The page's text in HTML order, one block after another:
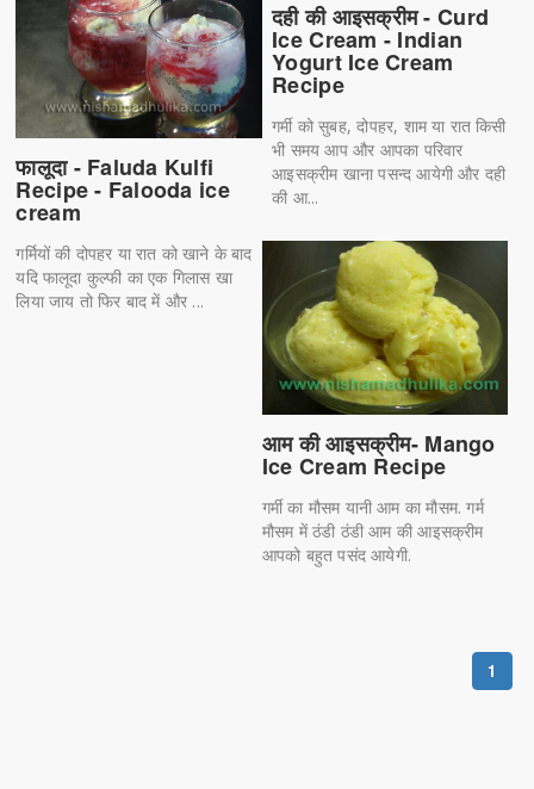
फालूदा - Faluda Kulfi
Recipe - Falooda ice
cream
गर्मियों की दोपहर या रात को खाने के बाद
यदि फालूदा कुल्फी का एक गिलास खा
लिया जाय तो फिर बाद में और ...
दही की आइसक्रीम - Curd
Ice Cream - Indian
Yogurt Ice Cream
Recipe
गर्मी को सुबह, दोपहर, शाम या रात किसी
भी समय आप और आपका परिवार
आइसक्रीम खाना पसन्द आयेगी और दही
की आ...
आम की आइसक्रीम- Mango
Ice Cream Recipe
गर्मी का मौसम यानी आम का मौसम. गर्म
मौसम में ठंडी ठंडी आम की आइसक्रीम
आपको बहुत पसंद आयेगी.
1